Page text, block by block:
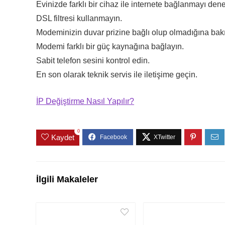
Evinizde farklı bir cihaz ile internete bağlanmayı
DSL filtresi kullanmayın.
Modeminizin duvar prizine bağlı olup olmadığına
Modemi farklı bir güç kaynağına bağlayın.
Sabit telefon sesini kontrol edin.
En son olarak teknik servis ile iletişime geçin.
İP Değiştirme Nasıl Yapılır?
Kaydet
0
İlgili Makaleler